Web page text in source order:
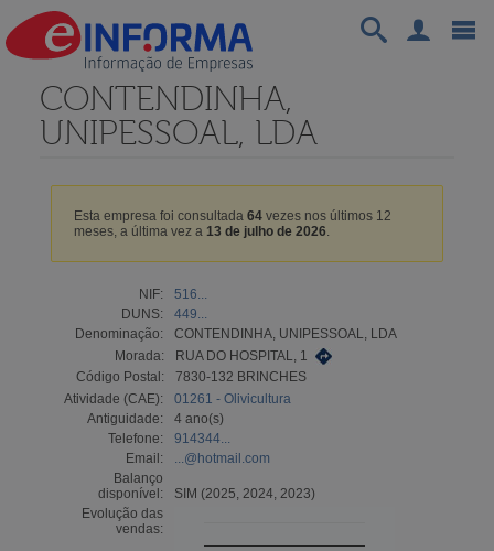
CONTENDINHA,
UNIPESSOAL, LDA
Esta empresa foi consultada 64vezes nos últimos 12
meses, a última vez a 13 de julho de 2026.
NIF:
516...
DUNS:
449...
Denominação:
CONTENDINHA, UNIPESSOAL, LDA
Morada:
RUA DO HOSPITAL, 1
Código Postal:
7830-132 BRINCHES
Atividade (CAE):
01261 - Olivicultura
Antiguidade:
4 ano(s)
Telefone:
914344...
Email:
...@hotmail.com
Balanço
disponível:
SIM (2025, 2024, 2023)
Evolução das
vendas: